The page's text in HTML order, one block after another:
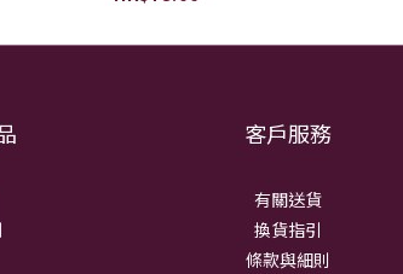
客戶服務
有關送貨
換貨指引
條款與細則